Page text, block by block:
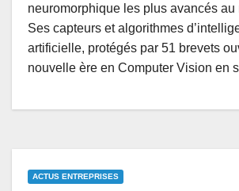
neuromorphique les plus avancés au
Ses capteurs et algorithmes
artificielle, protégés par 51 brevets
nouvelle ère en Computer Vision en
ACTUS ENTREPRISES